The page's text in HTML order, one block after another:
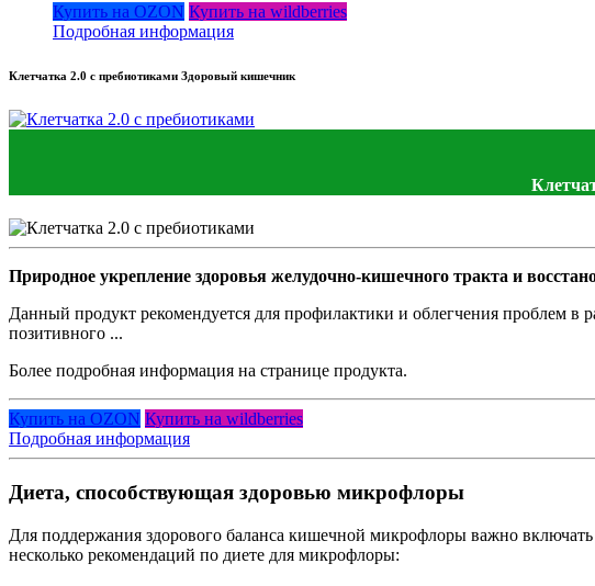
Купить на OZON Купить на wildberries
Подробная информация
Клетчатка 2.0 с пребиотиками Здоровый кишечник
Природное укрепление здоровья желудочно-кишечного тракта и
Данный продукт рекомендуется для профилактики и облегчения проблем в
позитивного ...
Более подробная информация на странице продукта.
Купить на OZON Купить на wildberries
Подробная информация
Диета, способствующая здоровью микрофлоры
Для поддержания здорового баланса кишечной микрофлоры важно
несколько рекомендаций по диете для микрофлоры: